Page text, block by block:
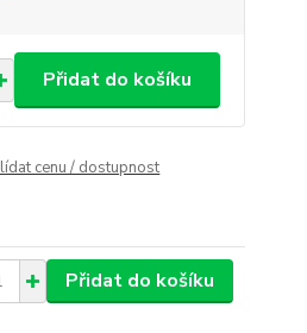
Přidat do košíku
cenu / dostupnost
Přidat do košíku